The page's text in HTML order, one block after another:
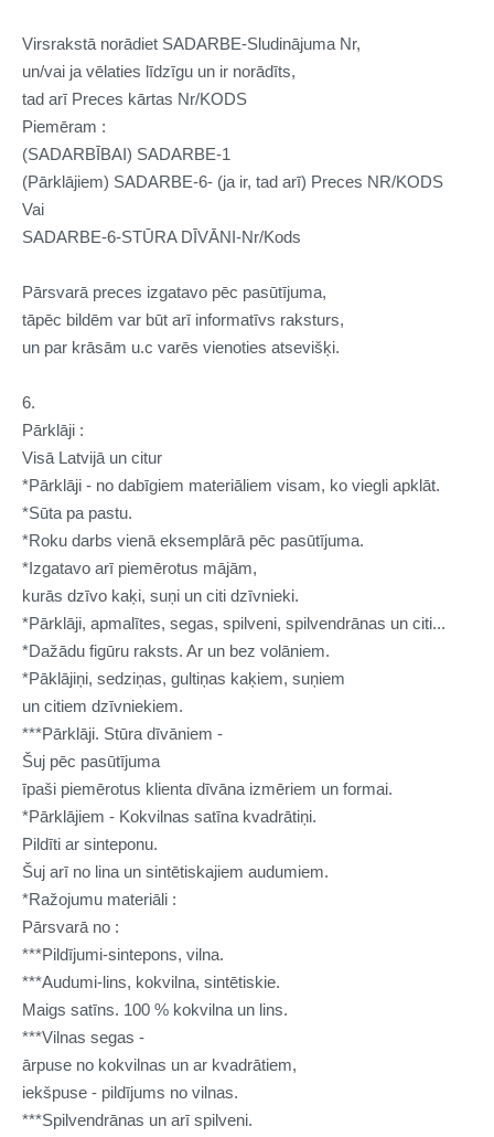
Virsrakstā norādiet SADARBE-Sludinājuma Nr,
un/vai ja vēlaties līdzīgu un ir norādīts,
tad arī Preces kārtas Nr/KODS
Piemēram :
(SADARBĪBAI) SADARBE-1
(Pārklājiem) SADARBE-6- (ja ir, tad arī) Preces NR/KODS
Vai
SADARBE-6-STŪRA DĪVĀNI-Nr/Kods
Pārsvarā preces izgatavo pēc pasūtījuma,
tāpēc bildēm var būt arī informatīvs raksturs,
un par krāsām u.c varēs vienoties atsevišķi.
6.
Pārklāji :
Visā Latvijā un citur
*Pārklāji - no dabīgiem materiāliem visam, ko viegli apklāt.
*Sūta pa pastu.
*Roku darbs vienā eksemplārā pēc pasūtījuma.
*Izgatavo arī piemērotus mājām,
kurās dzīvo kaķi, suņi un citi dzīvnieki.
*Pārklāji, apmalītes, segas, spilveni, spilvendrānas un citi...
*Dažādu figūru raksts. Ar un bez volāniem.
*Pāklājiņi, sedziņas, gultiņas kaķiem, suņiem
un citiem dzīvniekiem.
***Pārklāji. Stūra dīvāniem -
Šuj pēc pasūtījuma
īpaši piemērotus klienta dīvāna izmēriem un formai.
*Pārklājiem - Kokvilnas satīna kvadrātiņi.
Pildīti ar sinteponu.
Šuj arī no lina un sintētiskajiem audumiem.
*Ražojumu materiāli :
Pārsvarā no :
***Pildījumi-sintepons, vilna.
***Audumi-lins, kokvilna, sintētiskie.
Maigs satīns. 100 % kokvilna un lins.
***Vilnas segas -
ārpuse no kokvilnas un ar kvadrātiem,
iekšpuse - pildījums no vilnas.
***Spilvendrānas un arī spilveni.